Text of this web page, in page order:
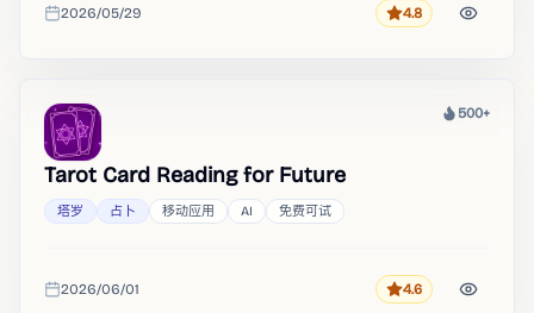
收录时间
2026/05/29 评分4.8
热度
500+
Tarot Card Reading for Future
塔罗 占卜 移动应用 AI 免费可试
收录时间
2026/06/01 评分4.6